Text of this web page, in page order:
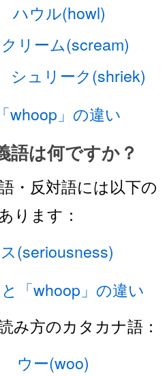
ハウル(howl)
リーム(scream)
シュリーク(shriek)
whoop」の違い
語は何ですか？
・反対語には以下の
ります：
(seriousness)
「whoop」の違い
み方のカタカナ語：
ウー(woo)